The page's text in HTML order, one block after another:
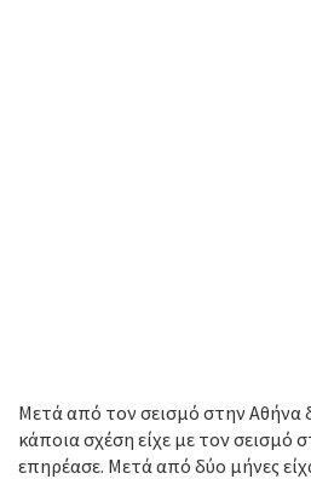
Μετά από τον σεισμό στην Αθήνα
κάποια σχέση είχε με τον σεισμό
επηρέασε. Μετά από δύο μήνες